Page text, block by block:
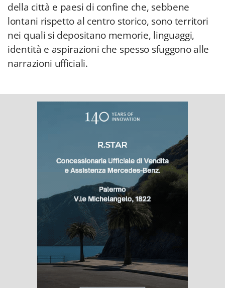
della città e paesi di confine che, sebbene
lontani rispetto al centro storico, sono territori
nei quali si depositano memorie, linguaggi,
identità e aspirazioni che spesso sfuggono alle
narrazioni ufficiali.